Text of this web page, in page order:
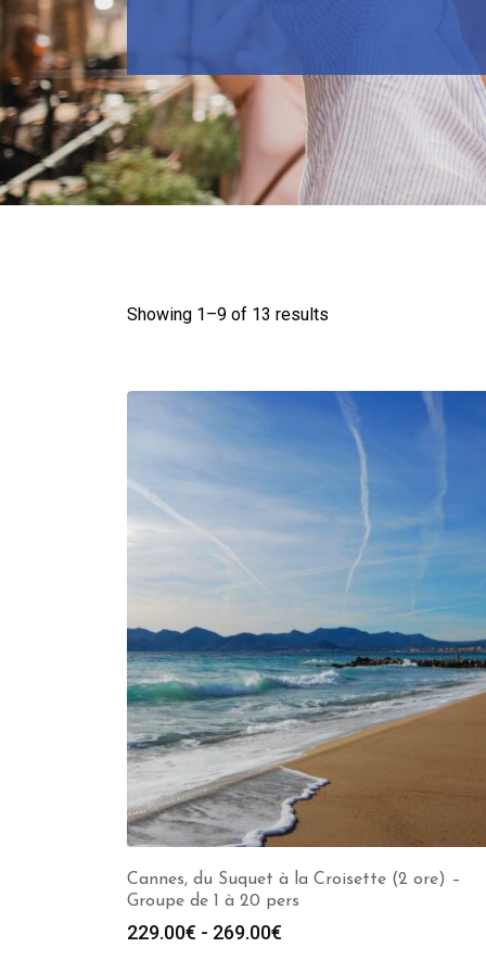
Showing 1–9 of 13 results
Cannes, du Suquet à la Croisette (2 ore) –
Groupe de 1 à 20 pers
229.00€ - 269.00€